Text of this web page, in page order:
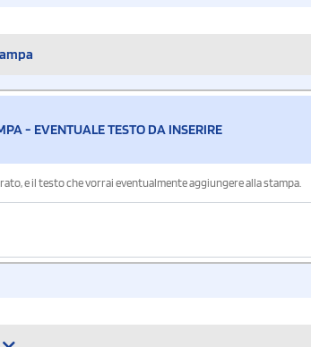
- EVENTUALE TESTO DA INSERIRE
e il testo che vorrai eventualmente aggiungere alla stampa.